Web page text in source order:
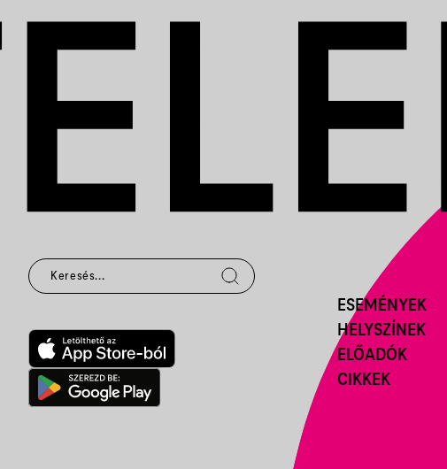
ESEMÉNYEK
HELYSZÍNEK
ELŐADÓK
CIKKEK